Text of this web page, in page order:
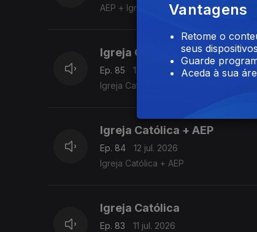
AEP + Igreja Católica
Igreja Católica Ortodoxa de
Ep. 85
16 jul. 2026
Igreja Católica Ortodoxa de Portugal +
Igreja Católica + AEP
Ep. 84
12 jul. 2026
Igreja Católica + AEP
Igreja Católica
Ep. 83
11 jul. 2026
Vantagens
Retome o
seus
Guarde
Aceda à sua